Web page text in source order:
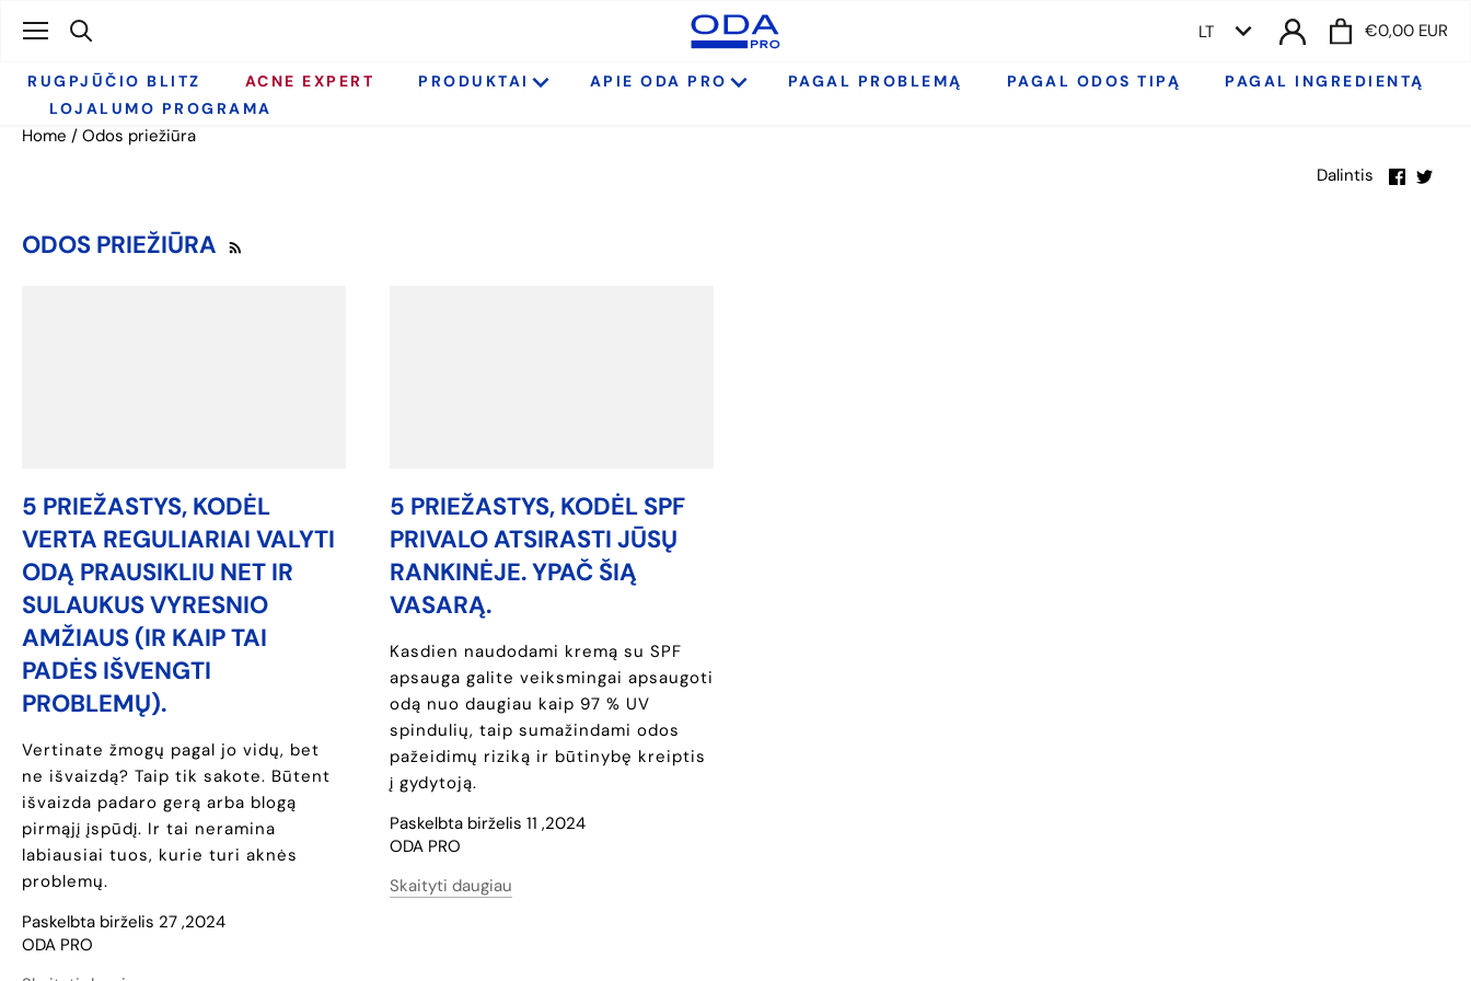
KALBA
LT €0,00 EUR
RUGPJŪČIO BLITZ ACNE EXPERT PRODUKTAI APIE ODA PRO PAGAL PROBLEMĄ PAGAL ODOS TIPĄ
PAGAL INGREDIENTĄ
LOJALUMO PROGRAMA
Home / Odos priežiūra
Dalintis
Dalintis
ODOS PRIEŽIŪRA
5 PRIEŽASTYS, KODĖL
VERTA REGULIARIAI VALYTI
ODĄ PRAUSIKLIU NET IR
SULAUKUS VYRESNIO
AMŽIAUS (IR KAIP TAI
PADĖS IŠVENGTI
PROBLEMŲ).
Vertinate žmogų pagal jo vidų, bet
ne išvaizdą? Taip tik sakote. Būtent
išvaizda padaro gerą arba blogą
pirmąjį įspūdį. Ir tai neramina
labiausiai tuos, kurie turi aknės
problemų.
Paskelbta birželis 27 ,2024
ODA PRO
5 PRIEŽASTYS, KODĖL SPF
PRIVALO ATSIRASTI JŪSŲ
RANKINĖJE. YPAČ ŠIĄ
VASARĄ.
Kasdien naudodami kremą su SPF
apsauga galite veiksmingai apsaugoti
odą nuo daugiau kaip 97 % UV
spindulių, taip sumažindami odos
pažeidimų riziką ir būtinybę kreiptis
į gydytoją.
Paskelbta birželis 11 ,2024
ODA PRO
Skaityti daugiau